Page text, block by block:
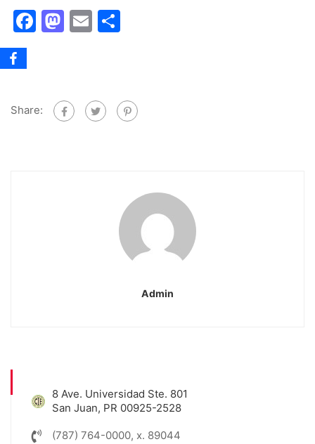
Facebook
Mastodon
Email
Share:
Admin
8 Ave. Universidad Ste. 801
San Juan, PR 00925-2528
(787) 764-0000, x. 89044